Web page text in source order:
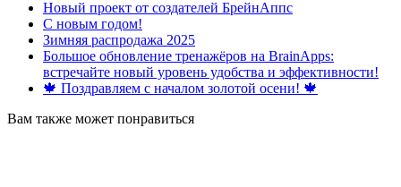
Новый проект от создателей БрейнАппс
С новым годом!
Зимняя распродажа 2025
Большое обновление тренажёров на BrainApps:
встречайте новый уровень удобства и эффективности!
🍁 Поздравляем с началом золотой осени! 🍁
Вам также может понравиться